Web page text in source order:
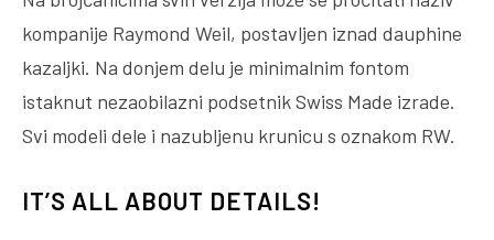
kompanije Raymond Weil, postavljen iznad dauphine
kazaljki. Na donjem delu je minimalnim fontom
istaknut nezaobilazni podsetnik Swiss Made izrade.
Svi modeli dele i nazubljenu krunicu s oznakom RW.
IT’S ALL ABOUT DETAILS!